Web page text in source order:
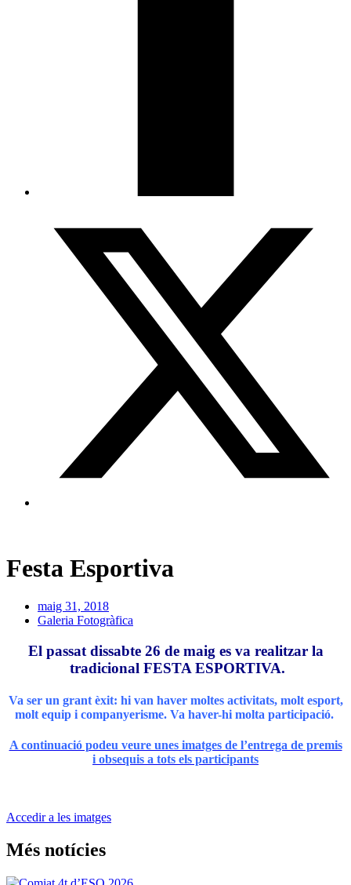
Festa Esportiva
maig 31, 2018
Galeria Fotogràfica
El passat dissabte 26 de maig es va realitzar la
tradicional FESTA ESPORTIVA.
Va ser un grant èxit: hi van haver moltes activitats, molt esport,
molt equip i companyerisme. Va haver-hi molta participació.
A continuació podeu veure unes imatges de l’entrega de premis
i obsequis a tots els participants
Accedir a les imatges
Més notícies